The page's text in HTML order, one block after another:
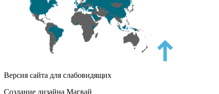
Версия сайта для слабовидящих
Создание дизайна Магвай